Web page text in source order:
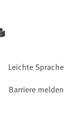
Leichte Sprache
Barriere melden